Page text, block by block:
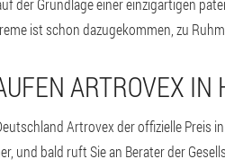
der Grundlage einer einzigartigen
ist schon dazugekommen, zu
ARTROVEX IN
Artrovex der offizielle Preis
und bald ruft Sie an Berater der